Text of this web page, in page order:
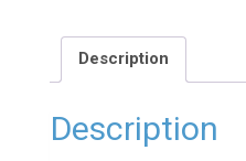
Description
Description